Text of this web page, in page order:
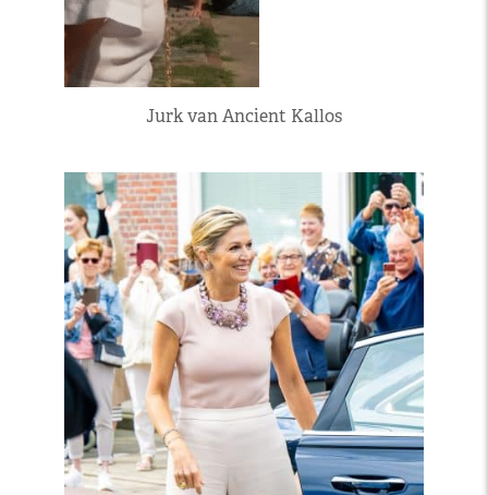
Jurk van Ancient Kallos